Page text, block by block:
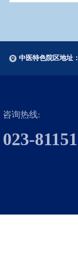
中医特色院区地址
咨询热线:
023-